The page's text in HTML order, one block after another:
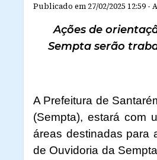
Publicado em 27/02/2025 12:59 -
Ações de
Sempta serão
A Prefeitura de
(Sempta), estará com
áreas destinadas para
de Ouvidoria da